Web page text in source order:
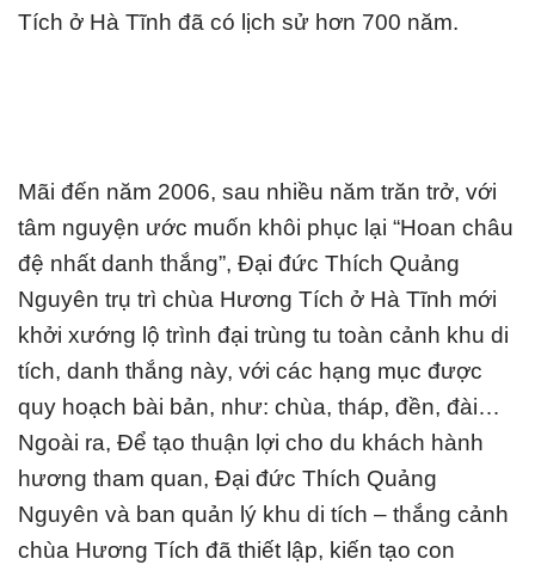
Tích ở Hà Tĩnh đã có lịch sử hơn 700 năm.
Mãi đến năm 2006, sau nhiều năm trăn trở, với
tâm nguyện ước muốn khôi phục lại “Hoan châu
đệ nhất danh thắng”, Đại đức Thích Quảng
Nguyên trụ trì chùa Hương Tích ở Hà Tĩnh mới
khởi xướng lộ trình đại trùng tu toàn cảnh khu di
tích, danh thắng này, với các hạng mục được
quy hoạch bài bản, như: chùa, tháp, đền, đài…
Ngoài ra, Để tạo thuận lợi cho du khách hành
hương tham quan, Đại đức Thích Quảng
Nguyên và ban quản lý khu di tích – thắng cảnh
chùa Hương Tích đã thiết lập, kiến tạo con